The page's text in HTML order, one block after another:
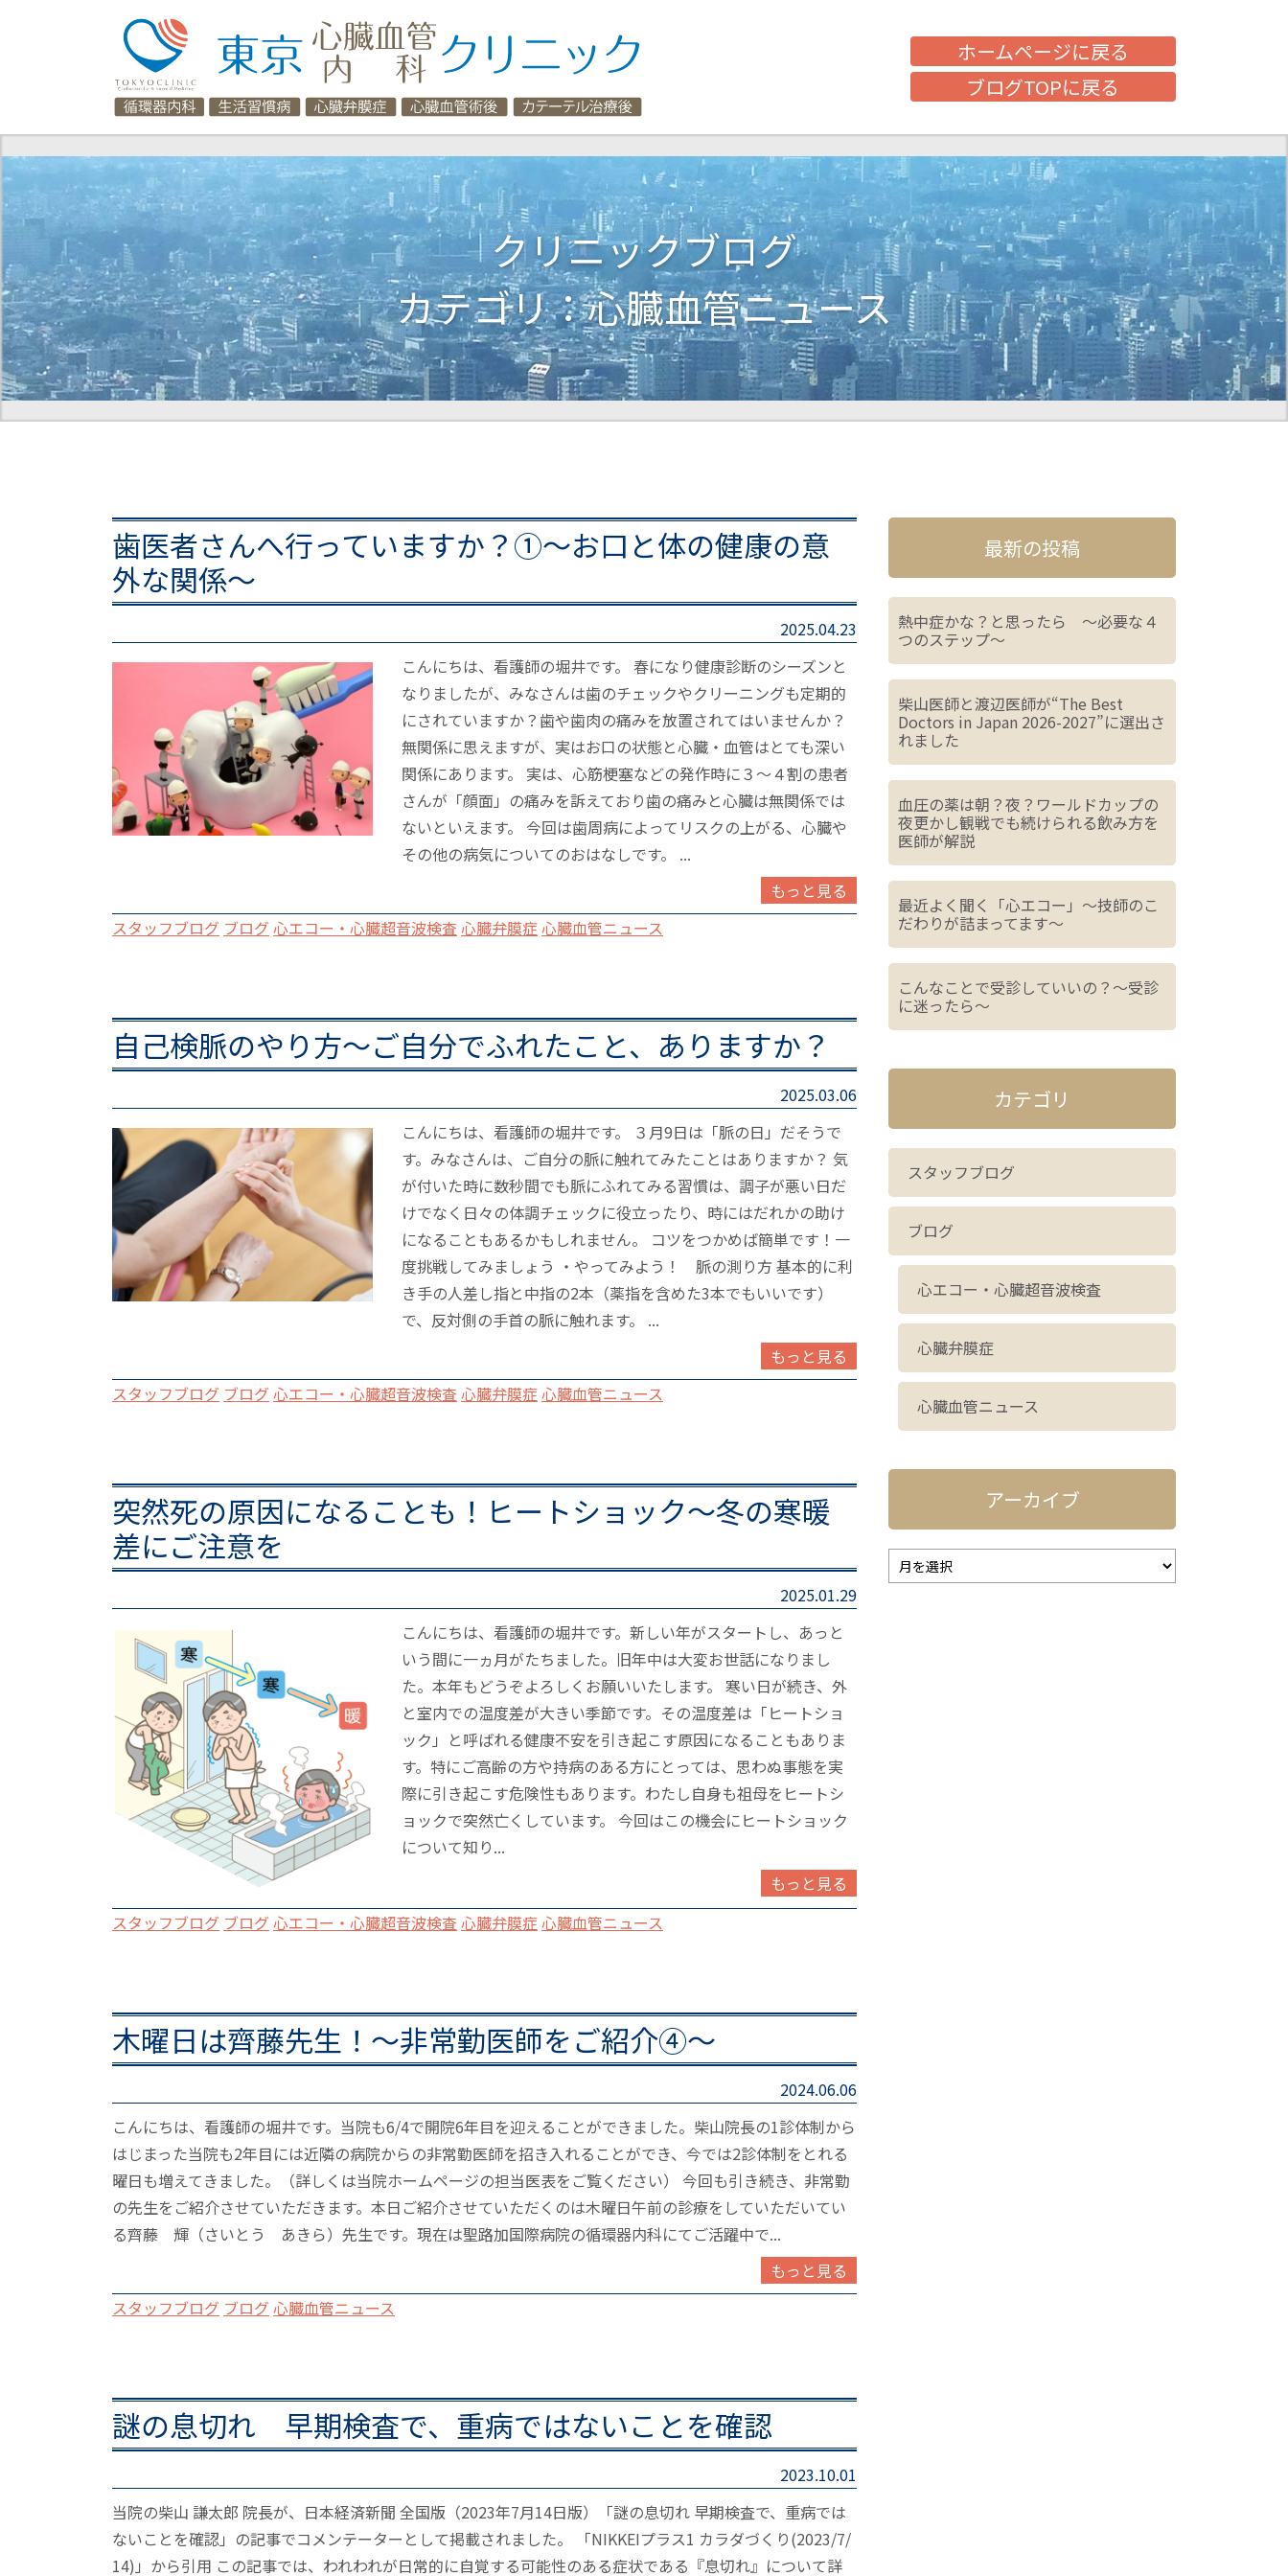
ホームページに戻る
ブログTOPに戻る
クリニックブログ
カテゴリ：心臓血管ニュース
歯医者さんへ行っていますか？①～お口と体の健康の意
外な関係～
2025.04.23
こんにちは、看護師の堀井です。 春になり健康診断のシーズンと
なりましたが、みなさんは歯のチェックやクリーニングも定期的
にされていますか？歯や歯肉の痛みを放置されてはいませんか？
無関係に思えますが、実はお口の状態と心臓・血管はとても深い
関係にあります。 実は、心筋梗塞などの発作時に３～４割の患者
さんが「顔面」の痛みを訴えており歯の痛みと心臓は無関係では
ないといえます。 今回は歯周病によってリスクの上がる、心臓や
その他の病気についてのおはなしです。 ...
もっと見る
スタッフブログ ブログ 心エコー・心臓超音波検査 心臓弁膜症心臓血管ニュース
自己検脈のやり方～ご自分でふれたこと、ありますか？
2025.03.06
こんにちは、看護師の堀井です。 ３月9日は「脈の日」だそうで
す。みなさんは、ご自分の脈に触れてみたことはありますか？ 気
が付いた時に数秒間でも脈にふれてみる習慣は、調子が悪い日だ
けでなく日々の体調チェックに役立ったり、時にはだれかの助け
になることもあるかもしれません。 コツをつかめば簡単です！一
度挑戦してみましょう ・やってみよう！ 脈の測り方 基本的に利
き手の人差し指と中指の2本（薬指を含めた3本でもいいです）
で、反対側の手首の脈に触れます。 ...
もっと見る
スタッフブログ ブログ 心エコー・心臓超音波検査 心臓弁膜症心臓血管ニュース
突然死の原因になることも！ヒートショック～冬の寒暖
差にご注意を
2025.01.29
こんにちは、看護師の堀井です。新しい年がスタートし、あっと
いう間に一ヵ月がたちました。旧年中は大変お世話になりまし
た。本年もどうぞよろしくお願いいたします。 寒い日が続き、外
と室内での温度差が大きい季節です。その温度差は「ヒートショ
ック」と呼ばれる健康不安を引き起こす原因になることもありま
す。特にご高齢の方や持病のある方にとっては、思わぬ事態を実
際に引き起こす危険性もあります。わたし自身も祖母をヒートシ
ョックで突然亡くしています。 今回はこの機会にヒートショック
について知り...
もっと見る
スタッフブログ ブログ 心エコー・心臓超音波検査 心臓弁膜症心臓血管ニュース
木曜日は齊藤先生！～非常勤医師をご紹介④～
2024.06.06
こんにちは、看護師の堀井です。当院も6/4で開院6年目を迎えることができました。柴山院長の1診体制から
はじまった当院も2年目には近隣の病院からの非常勤医師を招き入れることができ、今では2診体制をとれる
曜日も増えてきました。（詳しくは当院ホームページの担当医表をご覧ください） 今回も引き続き、非常勤
の先生をご紹介させていただきます。本日ご紹介させていただくのは木曜日午前の診療をしていただいてい
る齊藤 輝（さいとう あきら）先生です。現在は聖路加国際病院の循環器内科にてご活躍中で...
もっと見る
スタッフブログ ブログ 心臓血管ニュース
謎の息切れ 早期検査で、重病ではないことを確認
2023.10.01
当院の柴山 謙太郎 院長が、日本経済新聞 全国版（2023年7月14日版）「謎の息切れ 早期検査で、重病では
ないことを確認」の記事でコメンテーターとして掲載されました。 「NIKKEIプラス1 カラダづくり(2023/7/
14)」から引用 この記事では、われわれが日常的に自覚する可能性のある症状である『息切れ』について詳
最新の投稿
熱中症かな？と思ったら ～必要な４
つのステップ～
柴山医師と渡辺医師が“The Best
Doctors in Japan 2026-2027”に選出さ
れました
血圧の薬は朝？夜？ワールドカップの
夜更かし観戦でも続けられる飲み方を
医師が解説
最近よく聞く「心エコー」～技師のこ
だわりが詰まってます～
こんなことで受診していいの？～受診
に迷ったら～
カテゴリ
スタッフブログ
ブログ
心エコー・心臓超音波検査
心臓弁膜症
心臓血管ニュース
アーカイブ